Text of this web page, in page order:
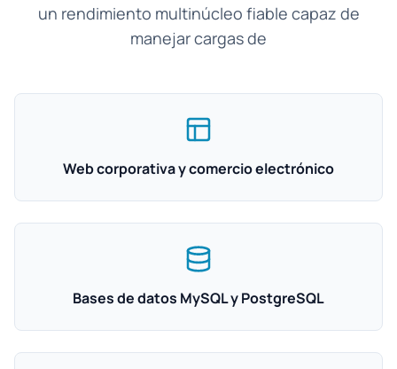
un rendimiento multinúcleo fiable capaz de
manejar cargas de
Web corporativa y comercio electrónico
Bases de datos MySQL y PostgreSQL